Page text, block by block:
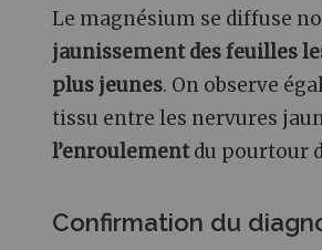
Le magnésium se diffuse
jaunissement des feuilles
plus jeunes. On observe
tissu entre les nervures
l’enroulementdu pourtour
Confirmation du